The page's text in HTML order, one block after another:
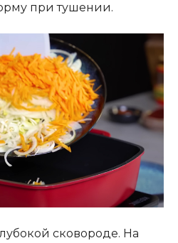
при тушении.
сковороде. На